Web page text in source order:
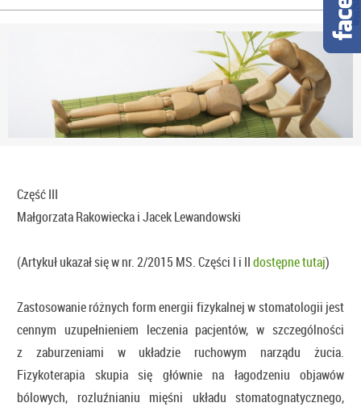
Część III
Małgorzata Rakowiecka i Jacek Lewandowski
(Artykuł ukazał się w nr. 2/2015 MS. Części I i IIdostępne tutaj)
Zastosowanie różnych form energii fizykalnej w stomatologii jest
cennym uzupełnieniem leczenia pacjentów, w szczególności
z zaburzeniami w układzie ruchowym narządu żucia.
Fizykoterapia skupia się głównie na łagodzeniu objawów
bólowych, rozluźnianiu mięśni układu stomatognatycznego,